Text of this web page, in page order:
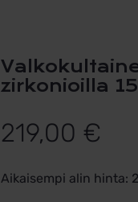
Valkokultainen ristiriipus cubic
zirkonioilla
219,00 €
Aikaisempi alin hinta: